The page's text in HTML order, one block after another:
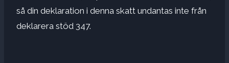
så din deklaration i denna skatt undantas inte från
deklarera stöd 347.